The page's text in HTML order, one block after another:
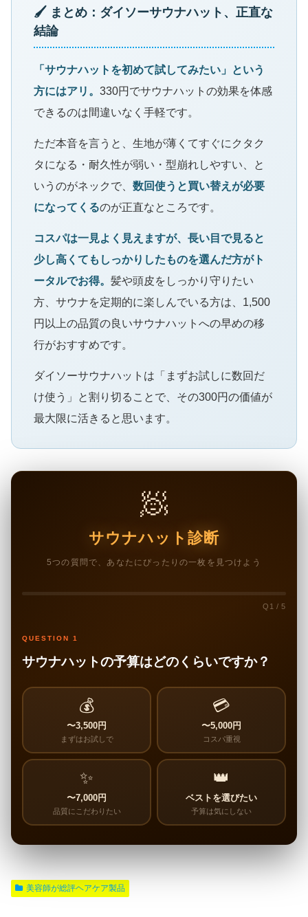
🖌 まとめ：ダイソーサウナハット、正直な
結論
「サウナハットを初めて試してみたい」という
方にはアリ。 330円でサウナハットの効果を体感
できるのは間違いなく手軽です。
ただ本音を言うと、生地が薄くてすぐにクタク
タになる・耐久性が弱い・型崩れしやすい、と
いうのがネックで、 数回使うと買い替えが必要
になってくるのが正直なところです。
コスパは一見よく見えますが、長い目で見ると
少し高くてもしっかりしたものを選んだ方がト
ータルでお得。 髪や頭皮をしっかり守りたい
方、サウナを定期的に楽しんでいる方は、1,500
円以上の品質の良いサウナハットへの早めの移
行がおすすめです。
ダイソーサウナハットは「まずお試しに数回だ
け使う」と割り切ることで、その300円の価値が
最大限に活きると思います。
🧖
サウナハット診断
5つの質問で、あなたにぴったりの一枚を見つけよう
Q1 / 5
QUESTION 1
サウナハットの予算はどのくらいですか？
💰
〜3,500円
まずはお試しで
💳
〜5,000円
コスパ重視
✨
〜7,000円
品質にこだわりたい
👑
ベストを選びたい
予算は気にしない
美容師が総評ヘアケア製品